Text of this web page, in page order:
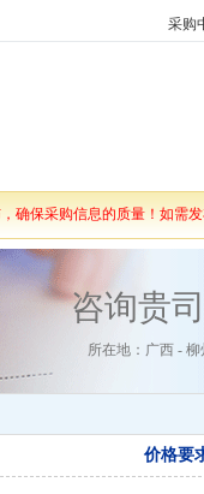
采购
确保采购信息的质量！如需
咨询贵
所在地：广西 - 柳
价格要